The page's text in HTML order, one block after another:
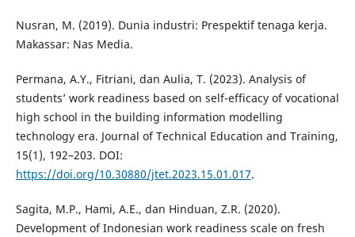
Nusran, M. (2019). Dunia industri: Prespektif tenaga kerja.
Makassar: Nas Media.
Permana, A.Y., Fitriani, dan Aulia, T. (2023). Analysis of
students’ work readiness based on self-efficacy of vocational
high school in the building information modelling
technology era. Journal of Technical Education and Training,
15(1), 192–203. DOI:
https://doi.org/10.30880/jtet.2023.15.01.017.
Sagita, M.P., Hami, A.E., dan Hinduan, Z.R. (2020).
Development of Indonesian work readiness scale on fresh